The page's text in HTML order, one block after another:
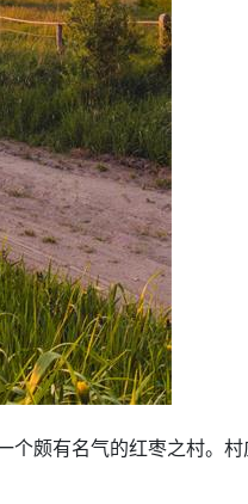
颇有名气的红枣之村。